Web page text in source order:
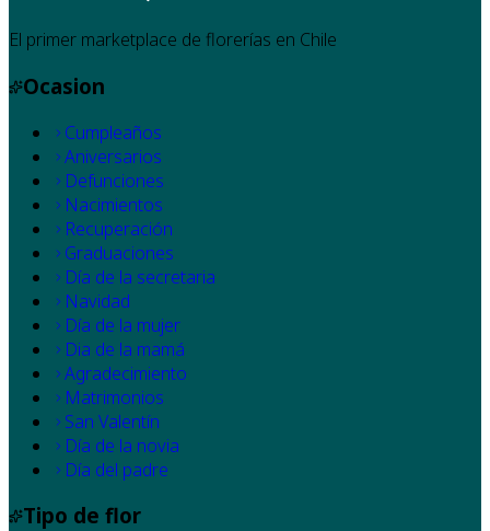
El primer marketplace de florerías en Chile
Ocasion
Cumpleaños
Aniversarios
Defunciones
Nacimientos
Recuperación
Graduaciones
Día de la secretaria
Navidad
Día de la mujer
Dia de la mamá
Agradecimiento
Matrimonios
San Valentín
Día de la novia
Día del padre
Tipo de flor